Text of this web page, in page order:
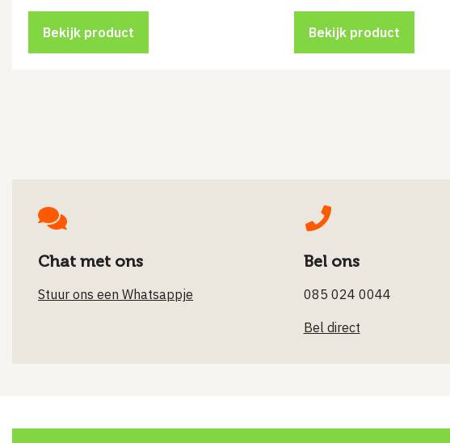
was:
€13.00.
is:
€10.80.
Bekijk product Bekijk product
Chat met ons
Stuur ons een Whatsappje
Bel ons
085 024 0044
Bel direct